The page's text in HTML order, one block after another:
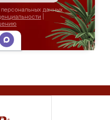
данных